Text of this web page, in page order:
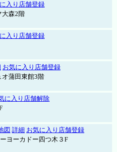
入り店舗登録
大森2階
入り店舗登録
お気に入り店舗登録
オ蒲田東館3階
に入り店舗解除
図 詳細 お気に入り店舗登録
ヨーカドー四つ木３F